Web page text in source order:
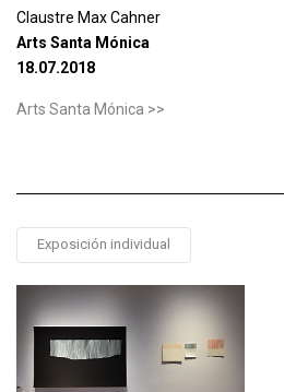
Claustre Max Cahner
Arts Santa Mónica
18.07.2018
Arts Santa Mónica >>
Exposición individual